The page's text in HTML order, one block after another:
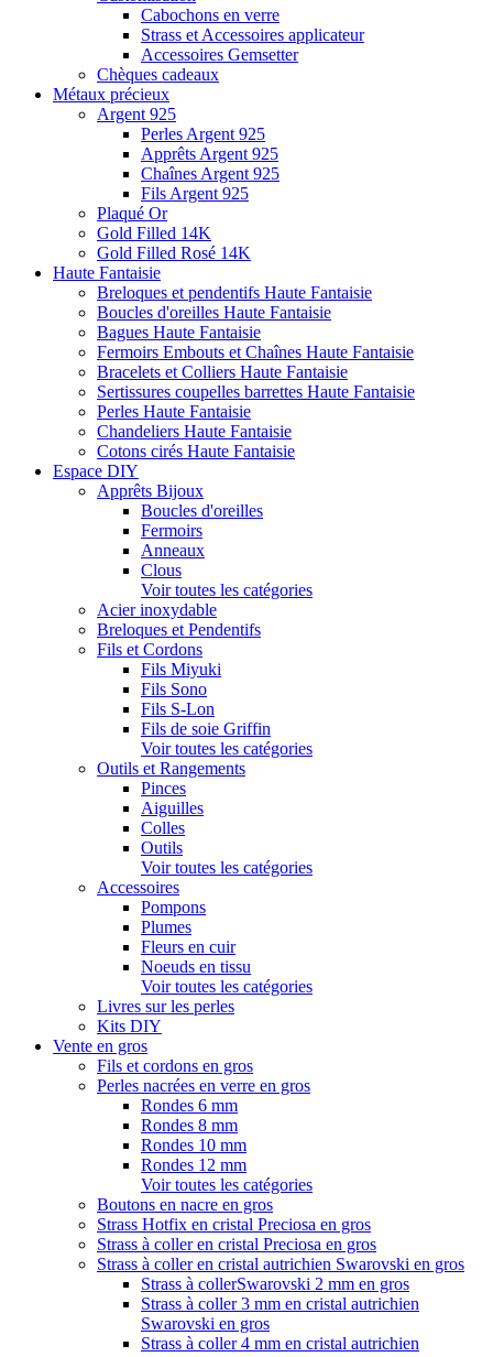
Cabochons en verre
Strass et Accessoires applicateur
Accessoires Gemsetter
Chèques cadeaux
Métaux précieux
Argent 925
Perles Argent 925
Apprêts Argent 925
Chaînes Argent 925
Fils Argent 925
Plaqué Or
Gold Filled 14K
Gold Filled Rosé 14K
Haute Fantaisie
Breloques et pendentifs Haute Fantaisie
Boucles d'oreilles Haute Fantaisie
Bagues Haute Fantaisie
Fermoirs Embouts et Chaînes Haute Fantaisie
Bracelets et Colliers Haute Fantaisie
Sertissures coupelles barrettes Haute Fantaisie
Perles Haute Fantaisie
Chandeliers Haute Fantaisie
Cotons cirés Haute Fantaisie
Espace DIY
Apprêts Bijoux
Boucles d'oreilles
Fermoirs
Anneaux
Clous
Voir toutes les catégories
Acier inoxydable
Breloques et Pendentifs
Fils et Cordons
Fils Miyuki
Fils Sono
Fils S-Lon
Fils de soie Griffin
Voir toutes les catégories
Outils et Rangements
Pinces
Aiguilles
Colles
Outils
Voir toutes les catégories
Accessoires
Pompons
Plumes
Fleurs en cuir
Noeuds en tissu
Voir toutes les catégories
Livres sur les perles
Kits DIY
Vente en gros
Fils et cordons en gros
Perles nacrées en verre en gros
Rondes 6 mm
Rondes 8 mm
Rondes 10 mm
Rondes 12 mm
Voir toutes les catégories
Boutons en nacre en gros
Strass Hotfix en cristal Preciosa en gros
Strass à coller en cristal Preciosa en gros
Strass à coller en cristal autrichien Swarovski en gros
Strass à collerSwarovski 2 mm en gros
Strass à coller 3 mm en cristal autrichien
Swarovski en gros
Strass à coller 4 mm en cristal autrichien